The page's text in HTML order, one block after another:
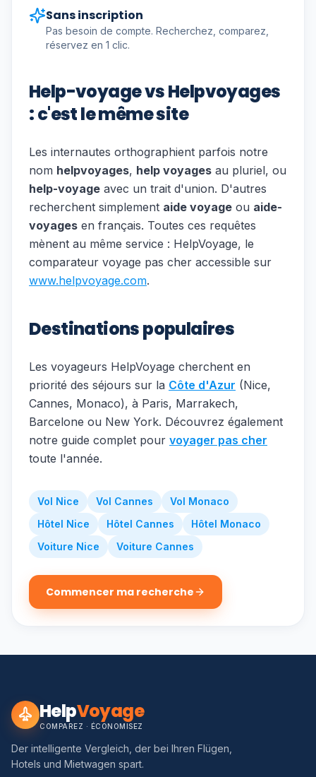
Sans inscription
Pas besoin de compte. Recherchez, comparez,
réservez en 1 clic.
Help-voyage vs Helpvoyages
: c'est le même site
Les internautes orthographient parfois notre
nom helpvoyages, help voyages au pluriel, ou
help-voyage avec un trait d'union. D'autres
recherchent simplement aide voyage ou aide-
voyages en français. Toutes ces requêtes
mènent au même service : HelpVoyage, le
comparateur voyage pas cher accessible sur
www.helpvoyage.com.
Destinations populaires
Les voyageurs HelpVoyage cherchent en
priorité des séjours sur la Côte d'Azur (Nice,
Cannes, Monaco), à Paris, Marrakech,
Barcelone ou New York. Découvrez également
notre guide complet pour voyager pas cher
toute l'année.
Vol Nice Vol Cannes
Vol Monaco
Hôtel Nice
Hôtel Cannes
Hôtel Monaco
Voiture Nice
Voiture Cannes
Commencer ma recherche
HelpVoyage
COMPAREZ · ÉCONOMISEZ
Der intelligente Vergleich, der bei Ihren Flügen,
Hotels und Mietwagen spart.